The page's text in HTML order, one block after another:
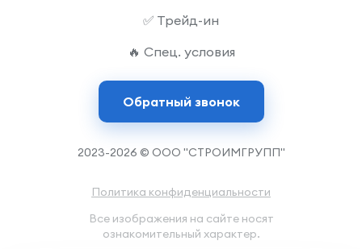
✅ Трейд-ин
🔥 Спец. условия
Обратный звонок
2023-2026 © ООО "СТРОИМГРУПП"
Политика конфиденциальности
Все изображения на сайте носят
ознакомительный характер.